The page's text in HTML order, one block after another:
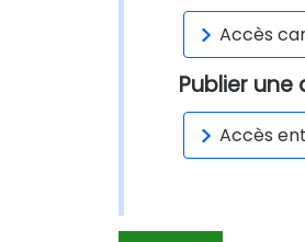
Accès
Publier une
Accès